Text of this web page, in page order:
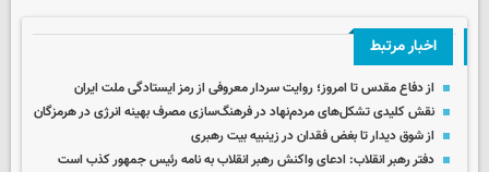
اخبار مرتبط
از دفاع مقدس تا امروز؛ روایت سردار معروفی از رمز ایستادگی ملت ایران
نقش کلیدی تشکل‌های مردم‌نهاد در فرهنگ‌سازی مصرف بهینه انرژی در هرمزگان
از شوق دیدار تا بغض فقدان در زینبیه بیت رهبری
دفتر رهبر انقلاب: ادعای واکنش رهبر انقلاب به نامه رئیس جمهور کذب است